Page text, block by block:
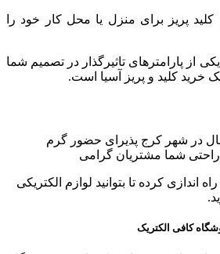
پریز برای منزل یا محل کار خود را
از پارامترهای تاثیرگذار در تصمیم شما
خرید کلید و پریز آسیا است.
در شهر کرج پذیرای حضور گرم
شما مشتریان گرامی
اندازی کرده تا بتوانید لوازم الکتریکی
کافی الکتریک